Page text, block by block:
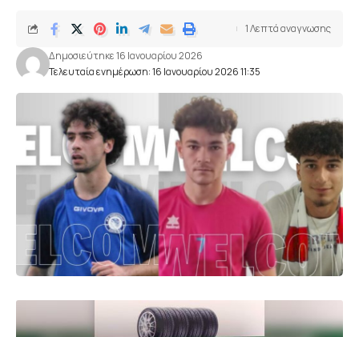
Τελευταία ενημέρωση: 16 Ιανουαρίου 2026 11:35
Δημοσιεύτηκε 16 Ιανουαρίου 2026
1 Λεπτά αναγνωσης